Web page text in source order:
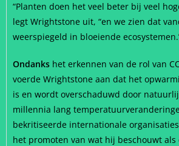
“Planten doen het veel beter bij veel
legt Wrightstone uit, “en we zien dat
weerspiegeld in bloeiende
Ondanks het erkennen van de rol van
voerde Wrightstone aan dat het
is en wordt overschaduwd door
millennia lang
bekritiseerde internationale
het promoten van wat hij beschouwt als